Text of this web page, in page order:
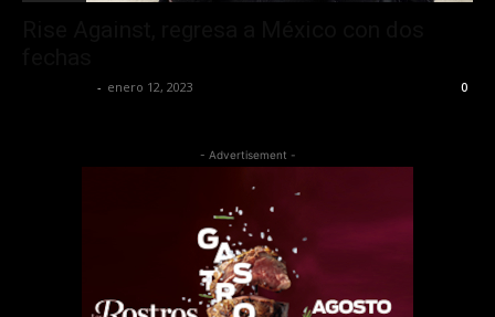
- enero 12, 2023 0
- Advertisement -